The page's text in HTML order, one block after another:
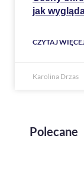
jak
CZYTAJ
Karolina Drzas
Polecane